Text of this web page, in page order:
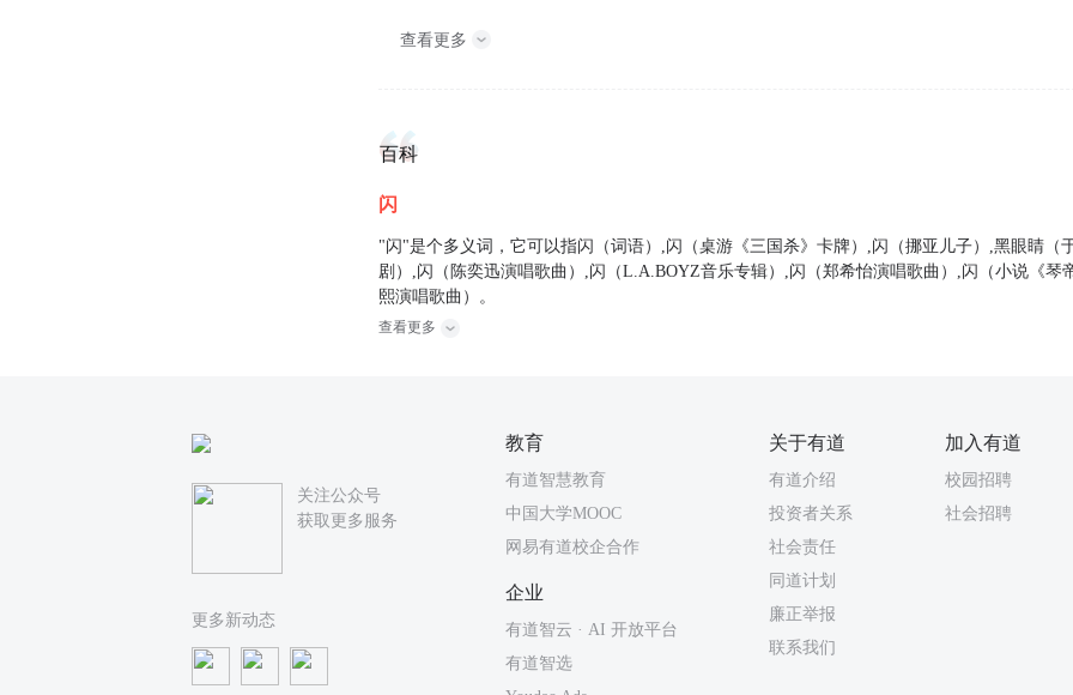
查看更多
百科
闪
"闪"是个多义词，它可以指闪（词语）,闪（桌游《三国杀》卡牌）,闪（挪亚儿子）,黑眼睛（
剧）,闪（陈奕迅演唱歌曲）,闪（L.A.BOYZ音乐专辑）,闪（郑希怡演唱歌曲）,闪（小说《琴
熙演唱歌曲）。
查看更多
关注公众号
获取更多服务
更多新动态
教育
有道智慧教育
中国大学MOOC
网易有道校企合作
关于有道
有道介绍
投资者关系
社会责任
同道计划
廉正举报
联系我们
加入有道
校园招聘
社会招聘
企业
有道智云 · AI 开放平台
有道智选